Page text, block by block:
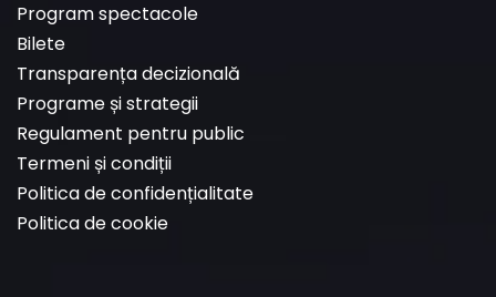
Program spectacole
Bilete
Transparența decizională
Programe și strategii
Regulament pentru public
Termeni și condiții
Politica de confidențialitate
Politica de cookie